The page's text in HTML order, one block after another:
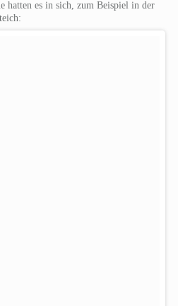
hatten es in sich, zum Beispiel in der